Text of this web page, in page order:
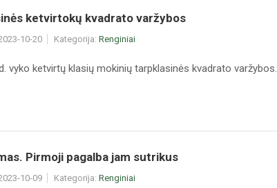
ketvirtokų kvadrato varžybos
10-20 Kategorija: Renginiai
vyko ketvirtų klasių mokinių tarpklasinės kvadrato varžybos.
Pirmoji pagalba jam sutrikus
10-09 Kategorija: Renginiai